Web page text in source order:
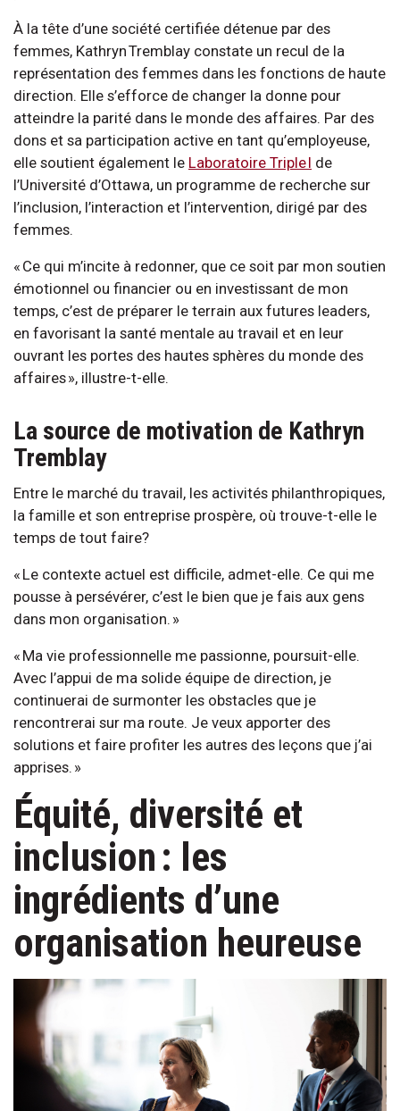
À la tête d’une société certifiée détenue par des
femmes, Kathryn Tremblay constate un recul de la
représentation des femmes dans les fonctions de haute
direction. Elle s’efforce de changer la donne pour
atteindre la parité dans le monde des affaires. Par des
dons et sa participation active en tant qu’employeuse,
elle soutient également le Laboratoire Triple I de
l’Université d’Ottawa, un programme de recherche sur
l’inclusion, l’interaction et l’intervention, dirigé par des
femmes.
« Ce qui m’incite à redonner, que ce soit par mon soutien
émotionnel ou financier ou en investissant de mon
temps, c’est de préparer le terrain aux futures leaders,
en favorisant la santé mentale au travail et en leur
ouvrant les portes des hautes sphères du monde des
affaires », illustre-t-elle.
La source de motivation de Kathryn
Tremblay
Entre le marché du travail, les activités philanthropiques,
la famille et son entreprise prospère, où trouve-t-elle le
temps de tout faire?
« Le contexte actuel est difficile, admet-elle. Ce qui me
pousse à persévérer, c’est le bien que je fais aux gens
dans mon organisation. »
« Ma vie professionnelle me passionne, poursuit-elle.
Avec l’appui de ma solide équipe de direction, je
continuerai de surmonter les obstacles que je
rencontrerai sur ma route. Je veux apporter des
solutions et faire profiter les autres des leçons que j’ai
apprises. »
Équité, diversité et
inclusion : les
ingrédients d’une
organisation heureuse